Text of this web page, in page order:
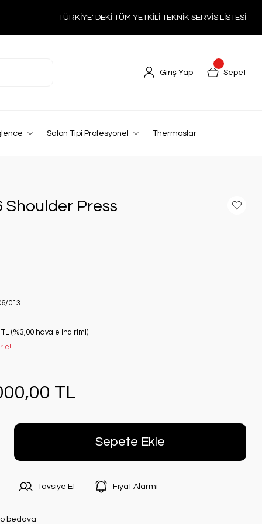
TÜRKİYE' DEKİ TÜM YETKİLİ TEKNİK SERVİS LİSTESİ
Giriş Yap Sepet
Salon Tipi Profesyonel Thermoslar
Shoulder Press
013
TL (%3,00 havale indirimi)
TL
Sepete Ekle
Tavsiye Et Fiyat Alarmı
bedava